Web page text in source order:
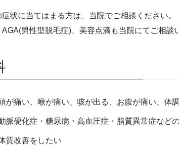
症状に当てはまる方は、当院でご相談ください。
AGA(男性型脱毛症)、美容点滴も当院にてご相談
が痛い、喉が痛い、咳が出る、お腹が痛い、体
脈硬化症・糖尿病・高血圧症・脂質異常症など
質改善をしたい